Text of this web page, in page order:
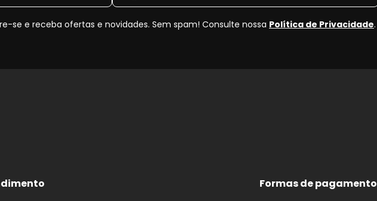
se e receba ofertas e novidades. Sem spam! Consulte nossa Política de Privacidade.
Formas de pagamento